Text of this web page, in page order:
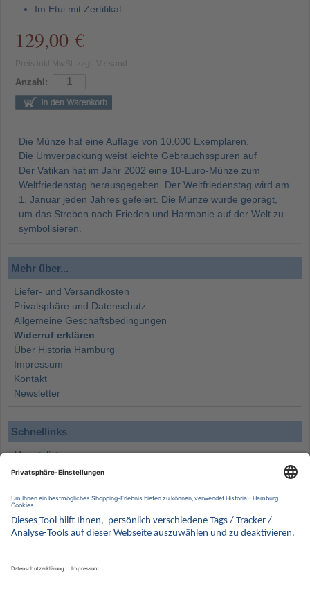
Im Etui mit Zertifikat
129,00 €
Anzahl:
Die Münze hat eine Auflage von 10.000 Exemplaren.
Die Umverpackung weist leichte Gebrauchsspuren auf
Der Vatikan hat im Jahr 2002 eine 10-Euro-Münze zum
Weltfriedenstag herausgegeben. Der Weltfriedenstag wird am
1. Januar jeden Jahres gefeiert. Die Münze wurde geprägt,
um das Streben nach Frieden und Harmonie auf der Welt zu
symbolisieren.
Mehr über...
Liefer- und Versandkosten
Privatsphäre und Datenschutz
Allgemeine Geschäftsbedingungen
Widerruf erklären
Über Historia Hamburg
Impressum
Kontakt
Newsletter
Schnellinks
Monatsliste
Angebote
Wissenswertes
Kontakt